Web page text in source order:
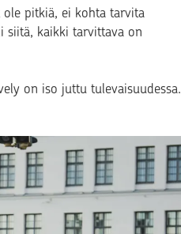
pitkiä, ei kohta tarvita
siitä, kaikki tarvittava on
on iso juttu tulevaisuudessa.